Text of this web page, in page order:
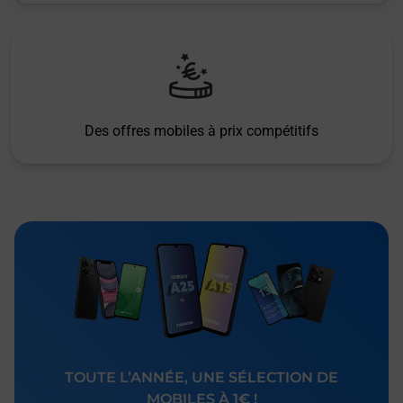
Des offres mobiles à prix compétitifs
TOUTE L’ANNÉE, UNE SÉLECTION DE
MOBILES À 1€ !